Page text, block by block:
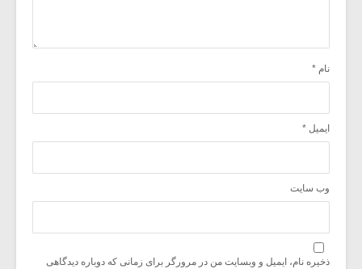
نام *
ایمیل *
وب‌ سایت
ذخیره نام، ایمیل و وبسایت من در مرورگر برای زمانی که دوباره دیدگاهی